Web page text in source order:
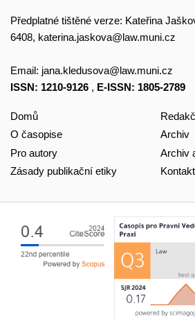
Předplatné tištěné verze: Kateřina
6408, katerina.jaskova@law.muni.cz
Email: jana.kledusova@law.muni.cz
ISSN: 1210-9126 , E-ISSN: 1805-2789
Domů
O časopise
Pro autory
Zásady publikační etiky
Archiv
Archiv
Kontakt